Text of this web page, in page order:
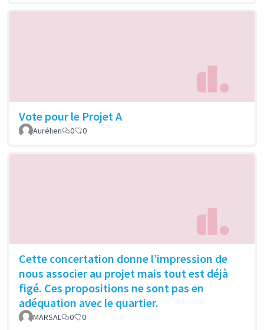
Vote pour le Projet A
Aurélien 0 0
Cette concertation donne l’impression de
nous associer au projet mais tout est déjà
figé. Ces propositions ne sont pas en
adéquation avec le quartier.
MARSAL 0 0